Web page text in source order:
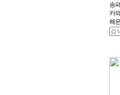
송
카
해